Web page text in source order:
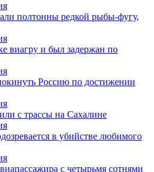
полтонны редкой рыбы-фугу,
виагру и был задержан по
Россию по достижении
с трассы на Сахалине
в убийстве любимого
с четырьмя сотнями